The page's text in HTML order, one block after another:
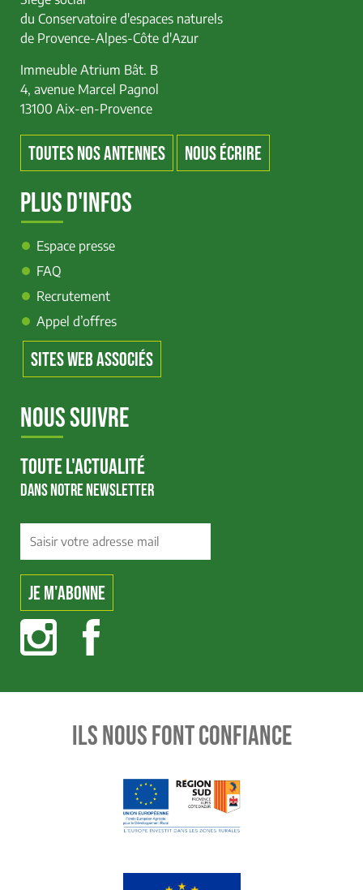
du Conservatoire d'espaces naturels
de Provence-Alpes-Côte d'Azur
Immeuble Atrium Bât. B
4, avenue Marcel Pagnol
13100 Aix-en-Provence
TOUTES NOS ANTENNES NOUS ÉCRIRE
PLUS D'INFOS
Espace presse
FAQ
Recrutement
Appel d’offres
SITES WEB ASSOCIÉS
NOUS SUIVRE
TOUTE L'ACTUALITÉ
DANS NOTRE NEWSLETTER
ILS NOUS FONT CONFIANCE